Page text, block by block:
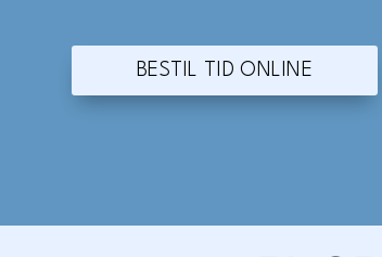
BESTIL TID ONLINE